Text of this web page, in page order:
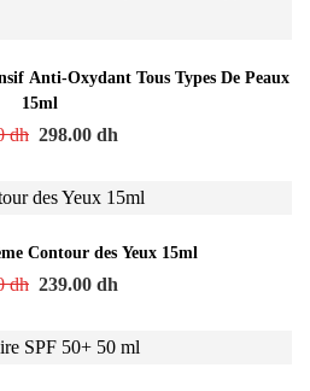
Anti-Oxydant Tous Types De Peaux
15ml
dh 298.00 dh
Contour des Yeux 15ml
dh 239.00 dh